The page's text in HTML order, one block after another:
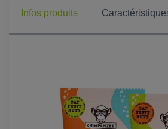
Infos produits